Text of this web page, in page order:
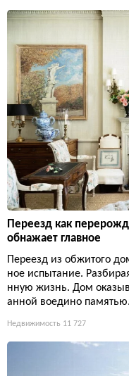
Переезд как
обнажает главное
Переезд из обжитого
ное испытание.
нную жизнь. Дом
анной воедино памятью.
Недвижимость 11 727